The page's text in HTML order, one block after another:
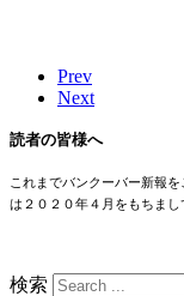
Prev
Next
読者の皆様へ
これまでバンクーバー新報
は２０２０年４月をもちまし
検索